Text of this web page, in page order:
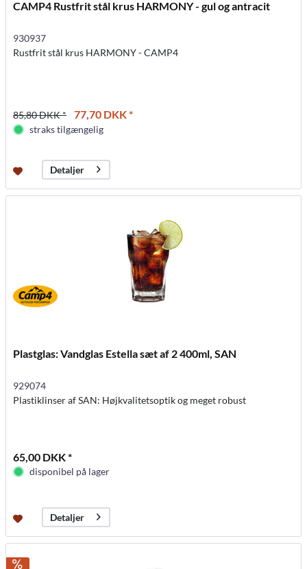
CAMP4 Rustfrit stål krus HARMONY - gul og antracit
930937
Rustfrit stål krus HARMONY - CAMP4
85,80 DKK * 77,70 DKK *
straks tilgængelig
Detaljer
Plastglas: Vandglas Estella sæt af 2 400ml, SAN
929074
Plastiklinser af SAN: Højkvalitetsoptik og meget robust
65,00 DKK *
disponibel på lager
Detaljer